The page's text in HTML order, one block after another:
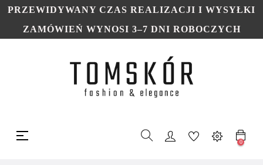
PRZEWIDYWANY CZAS REALIZACJI I WYSYŁKI
ZAMÓWIEŃ WYNOSI 3–7 DNI ROBOCZYCH
Toggle
navigation
☰
0